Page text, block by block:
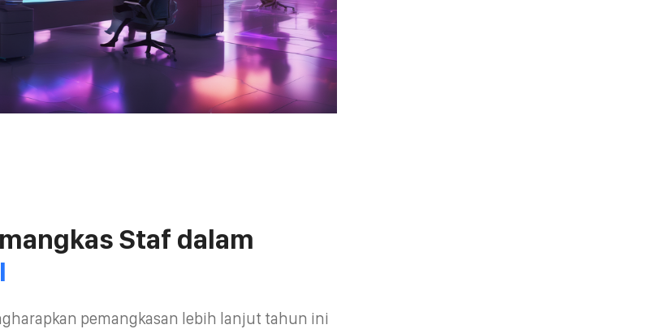
Staf dalam
pemangkasan lebih lanjut tahun ini